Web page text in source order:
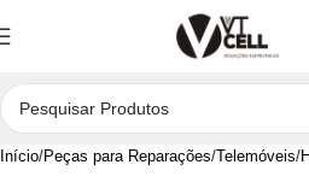
Início Peças para Reparações Telemóveis